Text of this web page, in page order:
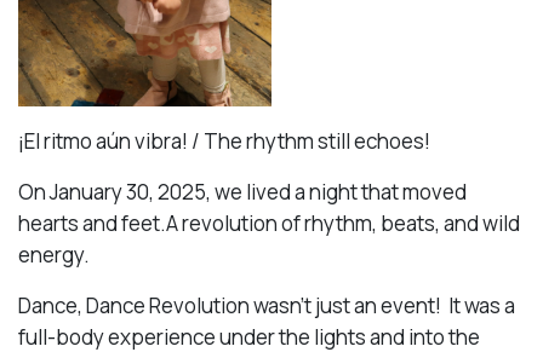
¡El ritmo aún vibra! / The rhythm still echoes!
On January 30, 2025, we lived a night that moved
hearts and feet.A revolution of rhythm, beats, and wild
energy.
Dance, Dance Revolution wasn’t just an event! It was a
full-body experience under the lights and into the